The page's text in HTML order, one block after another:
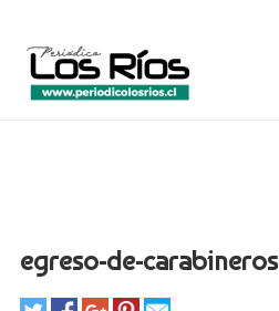
egreso-de-carabineros